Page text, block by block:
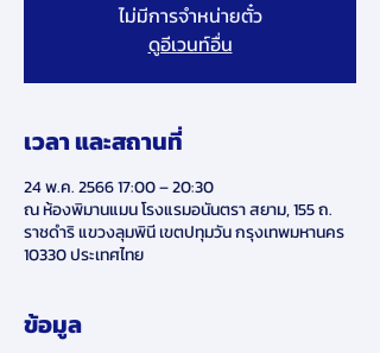
ไม่มีการจำหน่ายตั๋ว
ดูอีเวนท์อื่น
เวลา และสถานที่
24 พ.ค. 2566 17:00 – 20:30
ณ ห้องพิมานแมน โรงแรมอนันตรา สยาม, 155 ถ.
ราชดำริ แขวงลุมพินี เขตปทุมวัน กรุงเทพมหานคร
10330 ประเทศไทย
ข้อมูล